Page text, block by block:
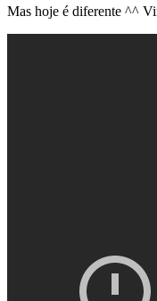
Mas hoje é diferente ^^